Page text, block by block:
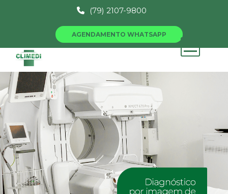
(79) 2107-9800
AGENDAMENTO WHATSAPP